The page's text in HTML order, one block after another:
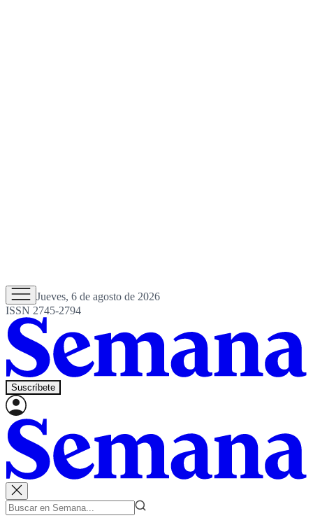
Jueves, 6 de agosto de 2026
ISSN 2745-2794
Suscríbete